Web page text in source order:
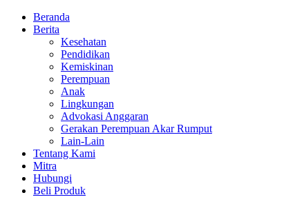
Beranda
Berita
Kesehatan
Pendidikan
Kemiskinan
Perempuan
Anak
Lingkungan
Advokasi Anggaran
Gerakan Perempuan Akar Rumput
Lain-Lain
Tentang Kami
Mitra
Hubungi
Beli Produk